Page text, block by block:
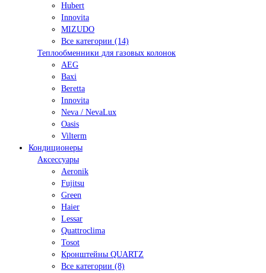
Hubert
Innovita
MIZUDO
Все категории (14)
Теплообменники для газовых колонок
AEG
Baxi
Beretta
Innovita
Neva / NevaLux
Oasis
Vilterm
Кондиционеры
Аксессуары
Aeronik
Fujitsu
Green
Haier
Lessar
Quattroclima
Tosot
Кронштейны QUARTZ
Все категории (8)